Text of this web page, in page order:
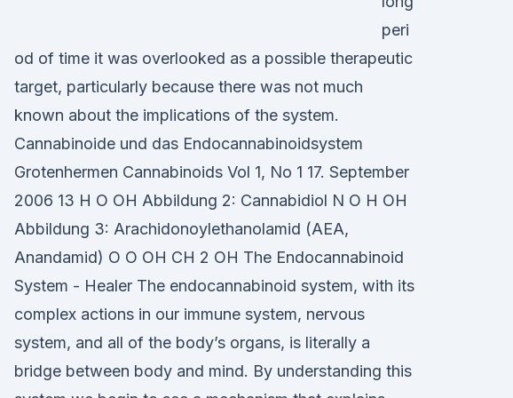
peri
od of time it was overlooked as a possible therapeutic
target, particularly because there was not much
known about the implications of the system.
Cannabinoide und das Endocannabinoidsystem
Grotenhermen Cannabinoids Vol 1, No 1 17. September
2006 13 H O OH Abbildung 2: Cannabidiol N O H OH
Abbildung 3: Arachidonoylethanolamid (AEA,
Anandamid) O O OH CH 2 OH The Endocannabinoid
System - Healer The endocannabinoid system, with its
complex actions in our immune system, nervous
system, and all of the body’s organs, is literally a
bridge between body and mind. By understanding this